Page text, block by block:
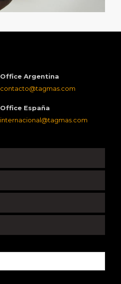
Office Argentina
contacto@tagmas.com
Office España
internacional@tagmas.com